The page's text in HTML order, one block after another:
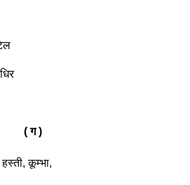
( ग )
कूम्भा,